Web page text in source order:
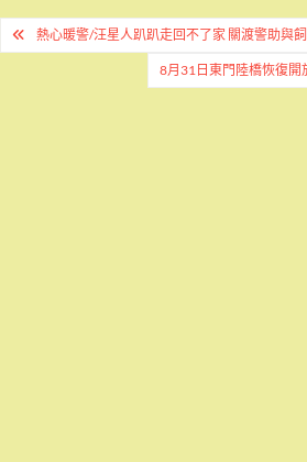
文
章
熱心暖警/汪星人趴趴走回不了家 關渡警助與
8月31日東門陸橋恢復開